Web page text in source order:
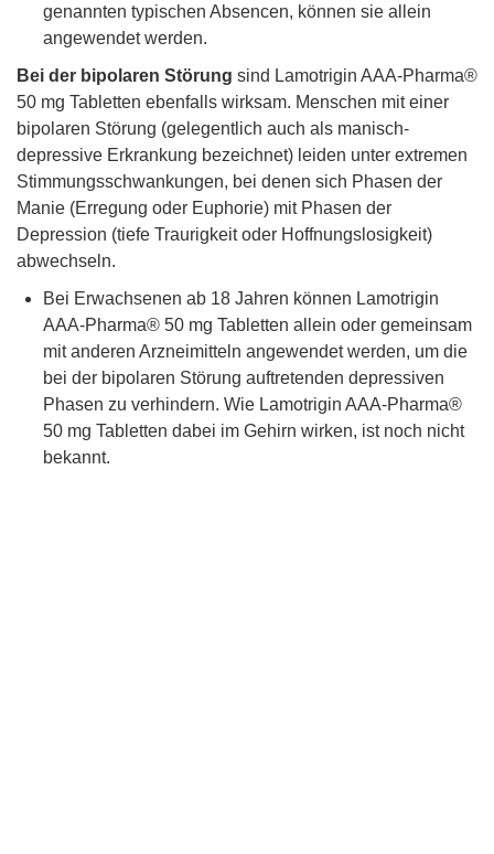
genannten typischen Absencen, können sie allein
angewendet werden.
Bei der bipolaren Störung sind Lamotrigin AAA-Pharma®
50 mg Tabletten ebenfalls wirksam. Menschen mit einer
bipolaren Störung (gelegentlich auch als manisch-
depressive Erkrankung bezeichnet) leiden unter extremen
Stimmungsschwankungen, bei denen sich Phasen der
Manie (Erregung oder Euphorie) mit Phasen der
Depression (tiefe Traurigkeit oder Hoffnungslosigkeit)
abwechseln.
Bei Erwachsenen ab 18 Jahren können Lamotrigin
AAA-Pharma® 50 mg Tabletten allein oder gemeinsam
mit anderen Arzneimitteln angewendet werden, um die
bei der bipolaren Störung auftretenden depressiven
Phasen zu verhindern. Wie Lamotrigin AAA-Pharma®
50 mg Tabletten dabei im Gehirn wirken, ist noch nicht
bekannt.